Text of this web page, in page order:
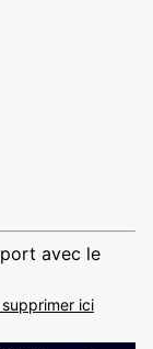
avec le
ici